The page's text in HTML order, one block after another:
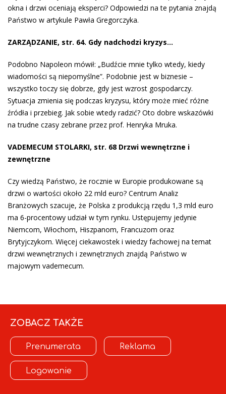
okna i drzwi oceniają eksperci? Odpowiedzi na te pytania znajdą
Państwo w artykule Pawła Gregorczyka.
ZARZĄDZANIE, str. 64. Gdy nadchodzi kryzys…
Podobno Napoleon mówił: „Budźcie mnie tylko wtedy, kiedy
wiadomości są niepomyślne”. Podobnie jest w biznesie –
wszystko toczy się dobrze, gdy jest wzrost gospodarczy.
Sytuacja zmienia się podczas kryzysu, który może mieć różne
źródła i przebieg. Jak sobie wtedy radzić? Oto dobre wskazówki
na trudne czasy zebrane przez prof. Henryka Mruka.
VADEMECUM STOLARKI, str. 68 Drzwi wewnętrzne i
zewnętrzne
Czy wiedzą Państwo, że rocznie w Europie produkowane są
drzwi o wartości około 22 mld euro? Centrum Analiz
Branżowych szacuje, że Polska z produkcją rzędu 1,3 mld euro
ma 6-procentowy udział w tym rynku. Ustępujemy jedynie
Niemcom, Włochom, Hiszpanom, Francuzom oraz
Brytyjczykom. Więcej ciekawostek i wiedzy fachowej na temat
drzwi wewnętrznych i zewnętrznych znajdą Państwo w
majowym vademecum.
ZOBACZ TAKŻE
Prenumerata Reklama
Logowanie